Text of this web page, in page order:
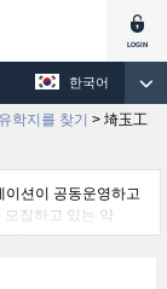
한국어
학지를 찾기 > 埼玉工
션이 공동운영하고
집하고 있는 약
를 게재하고 있습니